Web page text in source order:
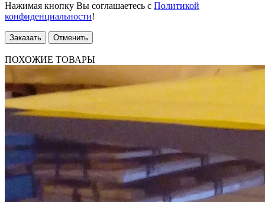
Нажимая кнопку Вы соглашаетесь с Политикой
конфиденциальности!
Заказать Отменить
ПОХОЖИЕ ТОВАРЫ